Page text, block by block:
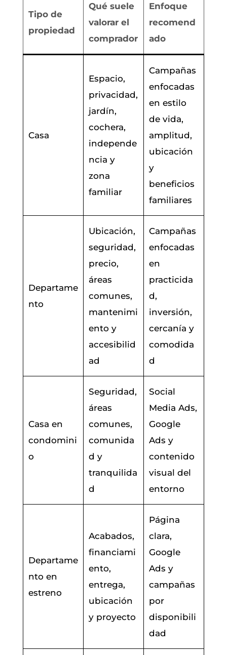
Tipo de
propiedad
Qué suele
valorar el
comprador
Enfoque
recomend
ado
Casa
Espacio,
privacidad,
jardín,
cochera,
independe
ncia y
zona
familiar
Campañas
enfocadas
en estilo
de vida,
amplitud,
ubicación
y
beneficios
familiares
Departame
nto
Ubicación,
seguridad,
precio,
áreas
comunes,
mantenimi
ento y
accesibilid
ad
Campañas
enfocadas
en
practicida
d,
inversión,
cercanía y
comodida
d
Casa en
condomini
o
Seguridad,
áreas
comunes,
comunida
d y
tranquilida
d
Social
Media Ads,
Google
Ads y
contenido
visual del
entorno
Departame
nto en
estreno
Acabados,
financiami
ento,
entrega,
ubicación
y proyecto
Página
clara,
Google
Ads y
campañas
por
disponibili
dad